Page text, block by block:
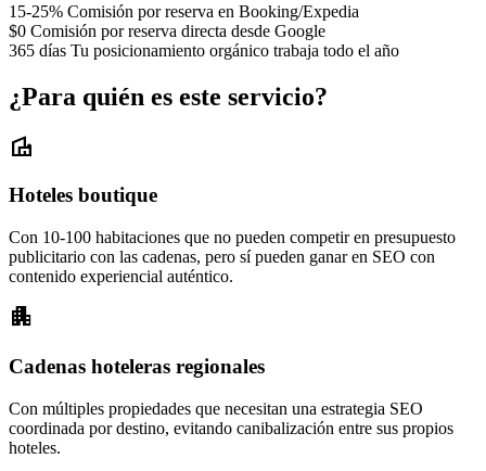
15-25% Comisión por reserva en Booking/Expedia
$0 Comisión por reserva directa desde Google
365 días Tu posicionamiento orgánico trabaja todo el año
¿Para quién es este servicio?
villa
Hoteles boutique
Con 10-100 habitaciones que no pueden competir en presupuesto
publicitario con las cadenas, pero sí pueden ganar en SEO con
contenido experiencial auténtico.
apartment
Cadenas hoteleras regionales
Con múltiples propiedades que necesitan una estrategia SEO
coordinada por destino, evitando canibalización entre sus propios
hoteles.